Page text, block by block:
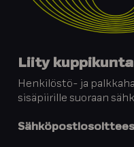
Liity
Henkilöstö- ja
sisäpiirille suoraan